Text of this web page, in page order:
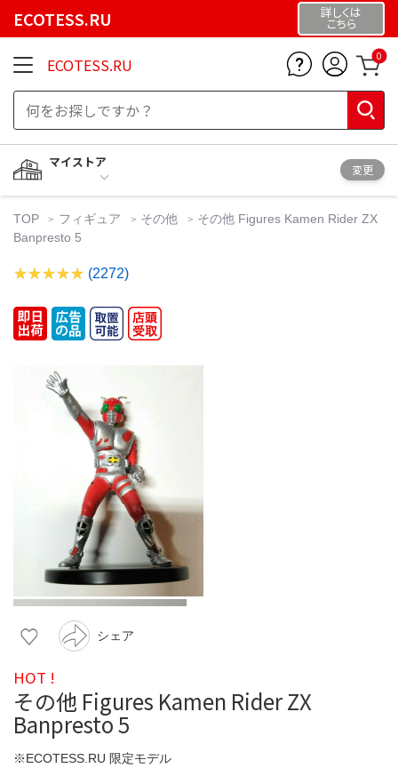
ECOTESS.RU 詳しくは
こちら
ECOTESS.RU 0
マイストア
変更
TOP フィギュア その他
その他 Figures Kamen Rider ZX
Banpresto 5
(2272)
シェア
HOT !
その他 Figures Kamen Rider ZX
Banpresto 5
※ECOTESS.RU 限定モデル